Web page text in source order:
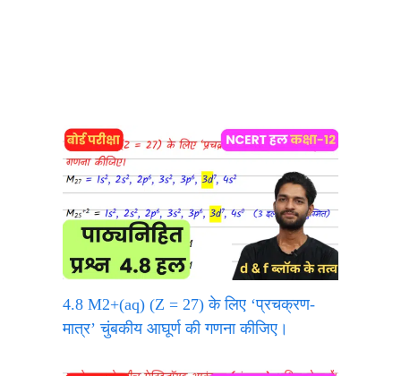
4.8 M2+(aq) (Z = 27) के लिए ‘प्रचक्रण-
मात्र’ चुंबकीय आघूर्ण की गणना कीजिए।